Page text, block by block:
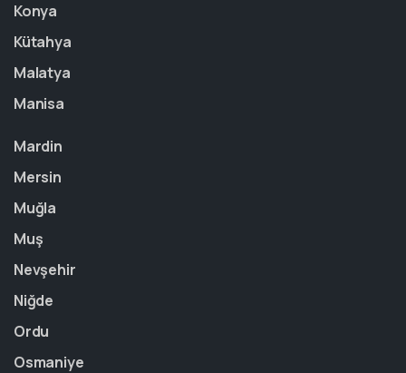
Konya
Kütahya
Malatya
Manisa
Mardin
Mersin
Muğla
Muş
Nevşehir
Niğde
Ordu
Osmaniye